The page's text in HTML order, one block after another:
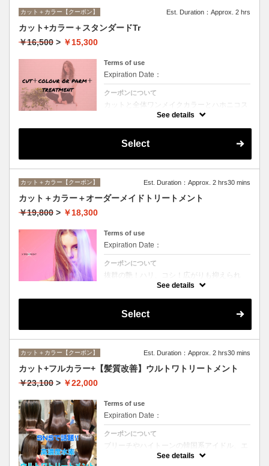
カット＋カラー【クーポン】 Est. Duration：Approx. 2 hrs
カット+カラー＋スタンダードTr
￥16,500 > ￥15,300
Terms of use
Expiration Date：
クーポンについて
カットと全体ワンメイクカラーとハホニコス
ペシャルトリートメントのオススメメニュー
♪デザインや髪の状態によってお薬を塗り分
けます。シャンプー、ブロー込み。ロング料
See details
Select
カット＋カラー【クーポン】 Est. Duration：Approx. 2 hrs30 mins
カット＋カラー＋オーダーメイドトリートメント
￥19,800 > ￥18,300
Terms of use
Expiration Date：
クーポンについて
抜群の艶！ハリ、コシ！広がりも抑えられ
る！どんなに傷んだ髪も、鮮やかなハイトー
ンカラーも、極上美しい髪へ☆
See details
Select
カット＋カラー【クーポン】 Est. Duration：Approx. 2 hrs30 mins
カット+フルカラー+【髪質改善】ウルトワトリートメント
￥23,100 > ￥22,000
Terms of use
Expiration Date：
クーポンについて
ブリーチやハイトーンの韓国系アイドル、エ
イジング毛にお悩みの美魔女も夢中！全ての
世代、髪質、メニューに対応できる髪質改善
See details